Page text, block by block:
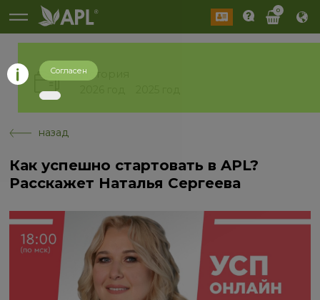
0
История
назад
Как успешно стартовать в APL?
Расскажет Наталья Сергеева
Согласен